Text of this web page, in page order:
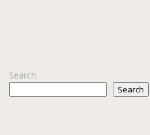
Search
Search